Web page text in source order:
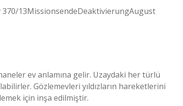
13MissionsendeDeaktivierungAugust
ev anlamına gelir. Uzaydaki her türlü
Gözlemevleri yıldızların hareketlerini
için inşa edilmiştir.